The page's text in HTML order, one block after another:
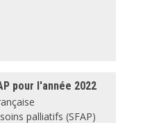
pour l'année 2022
palliatifs (SFAP)